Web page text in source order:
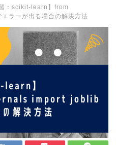
習：scikit-learn】from
ラーが出る場合の解決方法